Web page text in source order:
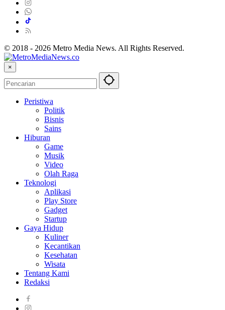
© 2018 - 2026 Metro Media News. All Rights Reserved.
×
Peristiwa
Politik
Bisnis
Sains
Hiburan
Game
Musik
Video
Olah Raga
Teknologi
Aplikasi
Play Store
Gadget
Startup
Gaya Hidup
Kuliner
Kecantikan
Kesehatan
Wisata
Tentang Kami
Redaksi